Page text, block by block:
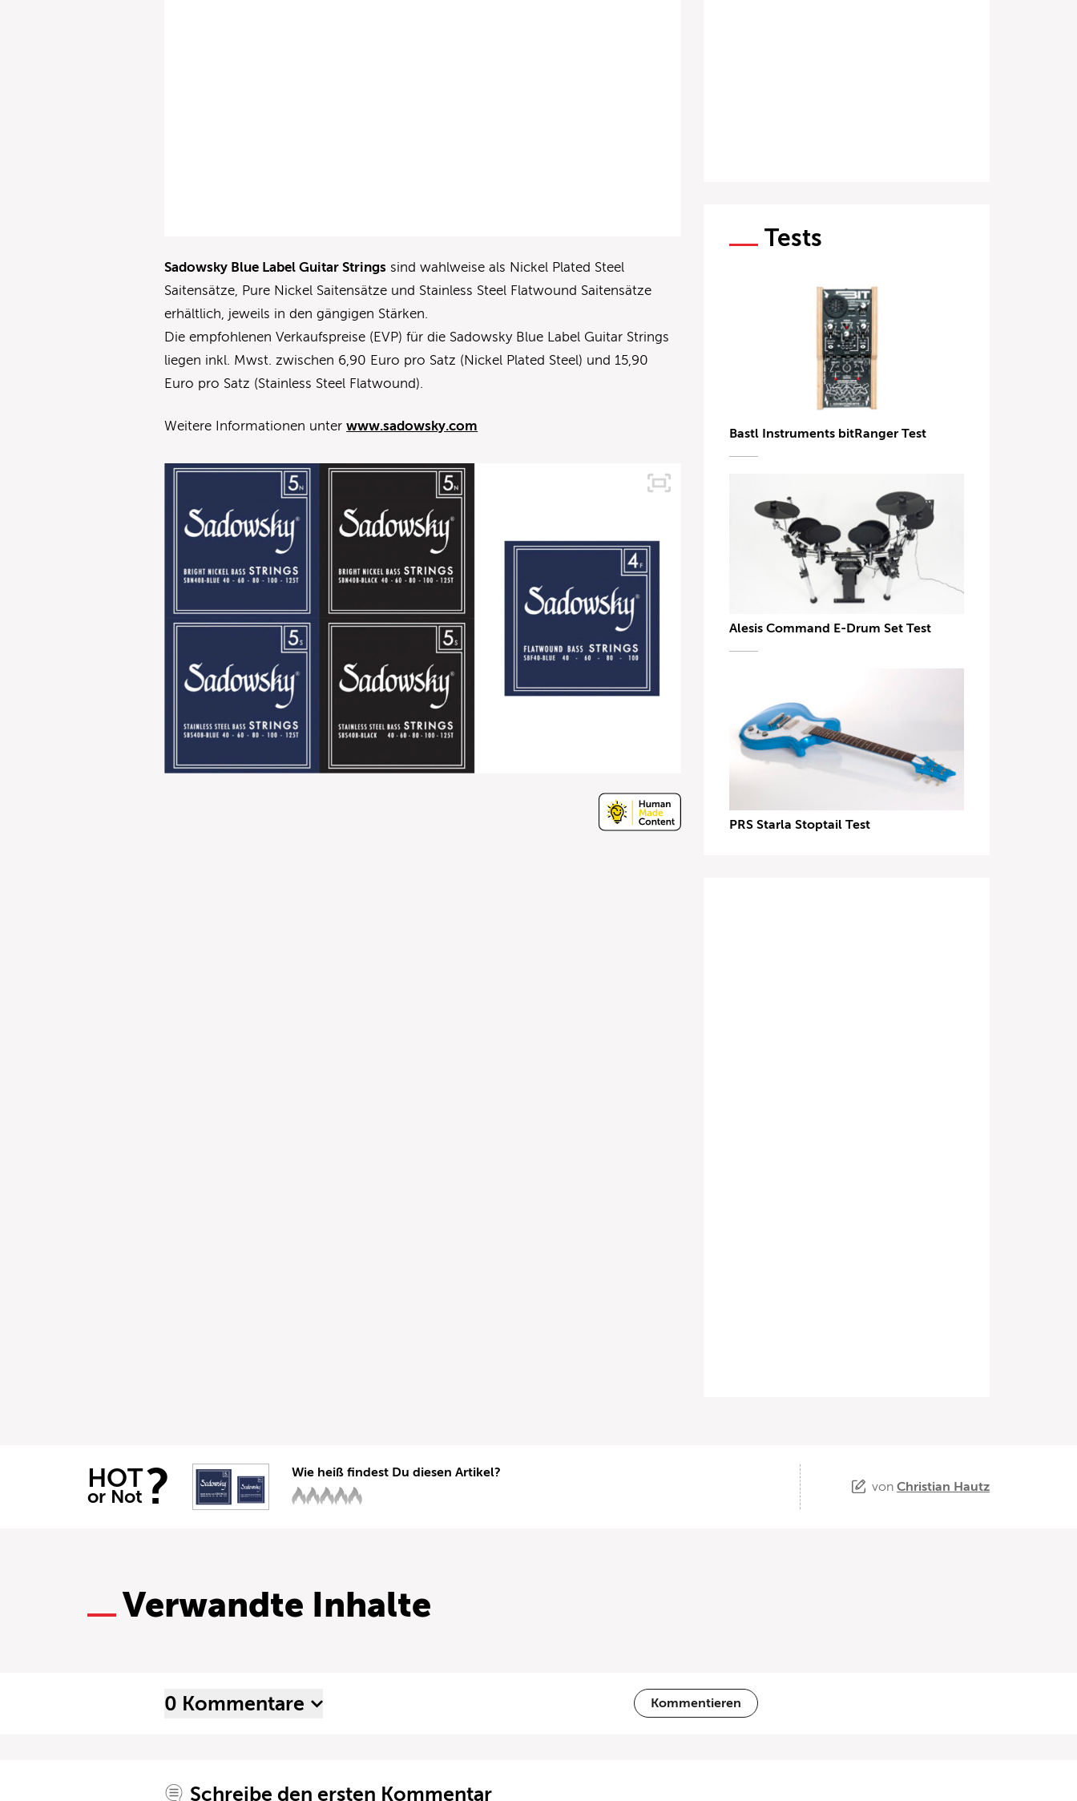
Sadowsky Blue Label Guitar Strings sind wahlweise als Nickel Plated Steel
Saitensätze, Pure Nickel Saitensätze und Stainless Steel Flatwound Saitensätze
erhältlich, jeweils in den gängigen Stärken.
Die empfohlenen Verkaufspreise (EVP) für die Sadowsky Blue Label Guitar Strings
liegen inkl. Mwst. zwischen 6,90 Euro pro Satz (Nickel Plated Steel) und 15,90
Euro pro Satz (Stainless Steel Flatwound).
Weitere Informationen unterwww.sadowsky.com
Tests
Bastl Instruments bitRanger Test
Alesis Command E-Drum Set Test
PRS Starla Stoptail Test
HOT
or Not ?
Wie heiß findest Du diesen Artikel?
von Christian Hautz
Verwandte Inhalte
0 Kommentare Kommentieren
Schreibe den ersten Kommentar